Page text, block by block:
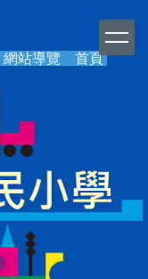
網站導覽 首頁